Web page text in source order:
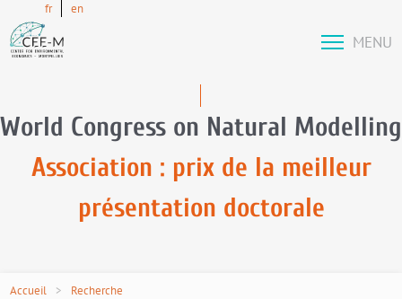
fr en
MENU
World Congress on Natural Modelling
Association : prix de la meilleur
présentation doctorale
Accueil
Recherche